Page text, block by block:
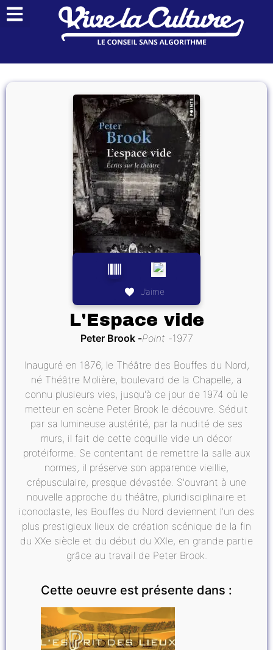
J’aime
L'Espace vide
Peter Brook Point 1977
Inauguré en 1876, le Théâtre des Bouffes du Nord,
né Théâtre Molière, boulevard de la Chapelle, a
connu plusieurs vies, jusqu'à ce jour de 1974 où le
metteur en scène Peter Brook le découvre. Séduit
par sa lumineuse austérité, par la nudité de ses
murs, il fait de cette coquille vide un décor
protéiforme. Se contentant de remettre la salle aux
normes, il préserve son apparence vieillie,
crépusculaire, presque dévastée. S'ouvrant à une
nouvelle approche du théâtre, pluridisciplinaire et
iconoclaste, les Bouffes du Nord deviennent l'un des
plus prestigieux lieux de création scénique de la fin
du XXe siècle et du début du XXIe, en grande partie
grâce au travail de Peter Brook.
Cette oeuvre est présente dans :
MUSIQUE